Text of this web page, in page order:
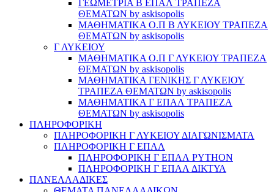
ΓΕΩΜΕΤΡΙΑ Β ΕΠΑΛ ΤΡΑΠΕΖΑ
ΘΕΜΑΤΩΝ by askisopolis
ΜΑΘΗΜΑΤΙΚΑ Ο.Π Β ΛΥΚΕΙΟΥ ΤΡΑΠΕΖΑ
ΘΕΜΑΤΩΝ by askisopolis
Γ ΛΥΚΕΙΟΥ
ΜΑΘΗΜΑΤΙΚΑ Ο.Π Γ ΛΥΚΕΙΟΥ ΤΡΑΠΕΖΑ
ΘΕΜΑΤΩΝ by askisopolis
ΜΑΘΗΜΑΤΙΚΑ ΓΕΝΙΚΗΣ Γ ΛΥΚΕΙΟΥ
ΤΡΑΠΕΖΑ ΘΕΜΑΤΩΝ by askisopolis
ΜΑΘΗΜΑΤΙΚΑ Γ ΕΠΑΛ ΤΡΑΠΕΖΑ
ΘΕΜΑΤΩΝ by askisopolis
ΠΛΗΡΟΦΟΡΙΚΗ
ΠΛΗΡΟΦΟΡΙΚΗ Γ ΛΥΚΕΙΟΥ ΔΙΑΓΩΝΙΣΜΑΤΑ
ΠΛΗΡΟΦΟΡΙΚΗ Γ ΕΠΑΛ
ΠΛΗΡΟΦΟΡΙΚΗ Γ ΕΠΑΛ PYTHON
ΠΛΗΡΟΦΟΡΙΚΗ Γ ΕΠΑΛ ΔΙΚΤΥΑ
ΠΑΝΕΛΛΑΔΙΚΕΣ